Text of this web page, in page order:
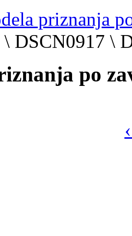
priznanja
\ DSCN0917 \
po